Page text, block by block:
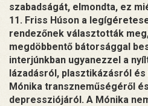
szabadságát, elmondta, ez
11. Friss Húson a
rendezőnek választották
megdöbbentő bátorsággal
interjúnkban ugyanezzel a
lázadásról, plasztikázásról
Mónika transzneműségéről
depressziójáról. A Mónika